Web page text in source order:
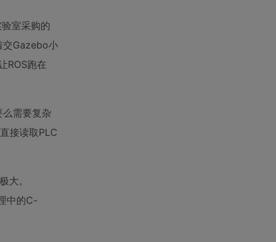
室采购的
交Gazebo小
ROS跑在
需要复杂
接读取PLC
大。
中的C-